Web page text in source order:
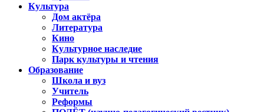
Культура
Дом актёра
Литература
Кино
Культурное наследие
Парк культуры и чтения
Образование
Школа и вуз
Учитель
Реформы